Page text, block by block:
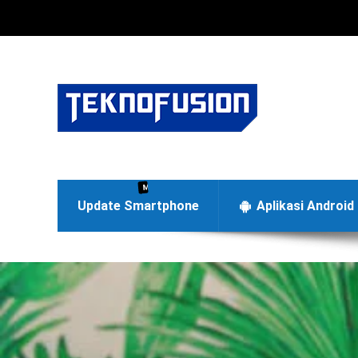
Update Smartphone
Menyajikan berita terbaru di dunia teknologi
Aplikasi Android